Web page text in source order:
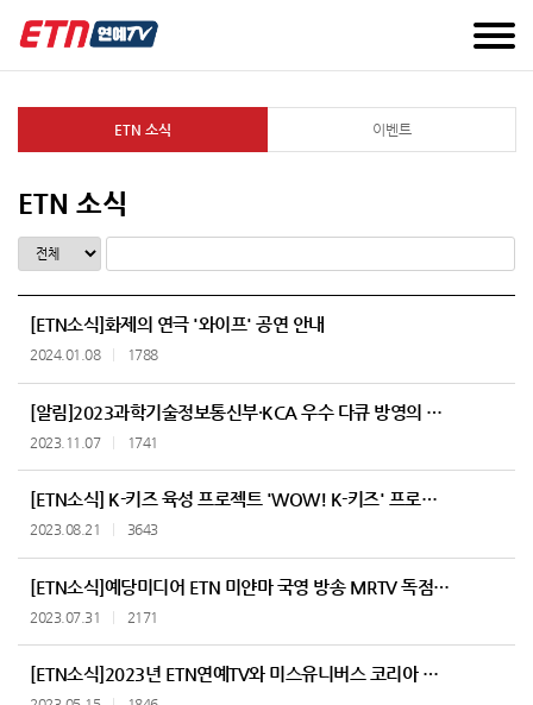
ETN 소식 이벤트
ETN 소식
[ETN소식]화제의 연극 '와이프' 공연 안내
2024.01.08 1788
[알림]2023과학기술정보통신부·KCA 우수 다큐 방영의 달 편성 안내(11.1-11.30)
2023.11.07 1741
[ETN소식] K-키즈 육성 프로젝트 'WOW! K-키즈' 프로그램 방영 안내
2023.08.21 3643
[ETN소식]예당미디어 ETN 미얀마 국영 방송 MRTV 독점 콘텐츠 계약 및 개발 협력
2023.07.31 2171
[ETN소식]2023년 ETN연예TV와 미스유니버스 코리아 방송 송출 업무 체결